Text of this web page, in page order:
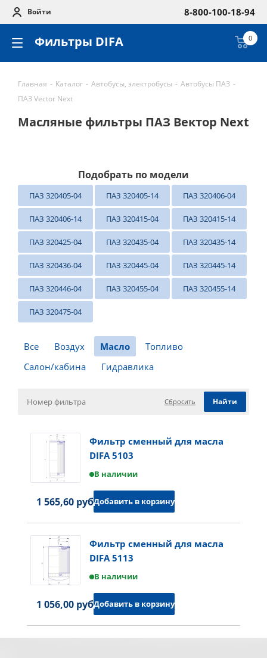
Войти 8-800-100-18-94
Фильтры DIFA 0
Главная - Каталог - Автобусы, электробусы - Автобусы ПАЗ -
ПАЗ Vector Next
Масляные фильтры ПАЗ Вектор Next
Подобрать по модели
ПАЗ 320405-04 ПАЗ 320405-14 ПАЗ 320406-04
ПАЗ 320406-14 ПАЗ 320415-04 ПАЗ 320415-14
ПАЗ 320425-04 ПАЗ 320435-04 ПАЗ 320435-14
ПАЗ 320436-04 ПАЗ 320445-04 ПАЗ 320445-14
ПАЗ 320446-04 ПАЗ 320455-04 ПАЗ 320455-14
ПАЗ 320475-04
Все Воздух Масло
Топливо
Салон/кабина
Гидравлика
Сбросить
Фильтр сменный для масла
DIFA 5103
В наличии
1 565,60 руб.Добавить в корзину
Фильтр сменный для масла
DIFA 5113
В наличии
1 056,00 руб.Добавить в корзину